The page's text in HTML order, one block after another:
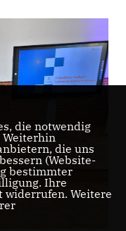
die notwendig
Weiterhin
die uns
(Website-
bestimmter
Ihre
widerrufen. Weitere